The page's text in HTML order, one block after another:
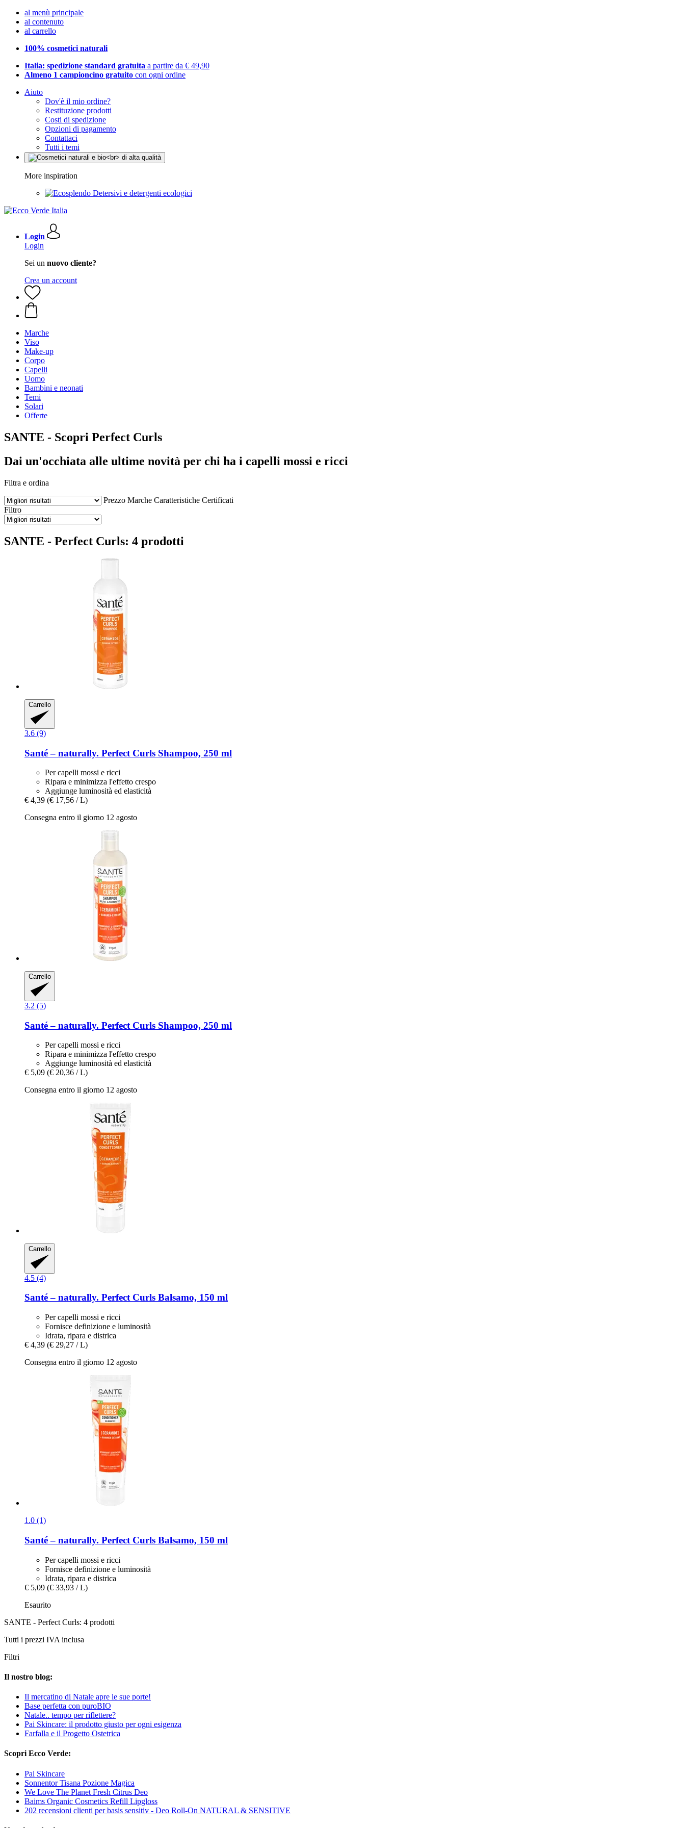
al menù principale
al contenuto
al carrello
100% cosmetici naturali
Italia: spedizione standard gratuita a partire da € 49,90
Almeno 1 campioncino gratuito con ogni ordine
Aiuto
Dov'è il mio ordine?
Restituzione prodotti
Costi di spedizione
Opzioni di pagamento
Contattaci
Tutti i temi
More inspiration
Detersivi e detergenti ecologici
Login
Login
Sei un nuovo cliente?
Crea un account
Marche
Viso
Make-up
Corpo
Capelli
Uomo
Bambini e neonati
Temi
Solari
Offerte
SANTE - Scopri Perfect Curls
Dai un'occhiata alle ultime novità per chi ha i capelli mossi e ricci
Filtra e ordina
Prezzo Marche Caratteristiche Certificati
Filtro
SANTE - Perfect Curls: 4 prodotti
Carrello
3.6 (9)
Santé – naturally. Perfect Curls Shampoo, 250 ml
Per capelli mossi e ricci
Ripara e minimizza l'effetto crespo
Aggiunge luminosità ed elasticità
€ 4,39 (€ 17,56 / L)
Consegna entro il giorno 12 agosto
Carrello
3.2 (5)
Santé – naturally. Perfect Curls Shampoo, 250 ml
Per capelli mossi e ricci
Ripara e minimizza l'effetto crespo
Aggiunge luminosità ed elasticità
€ 5,09 (€ 20,36 / L)
Consegna entro il giorno 12 agosto
Carrello
4.5 (4)
Santé – naturally. Perfect Curls Balsamo, 150 ml
Per capelli mossi e ricci
Fornisce definizione e luminosità
Idrata, ripara e districa
€ 4,39 (€ 29,27 / L)
Consegna entro il giorno 12 agosto
1.0 (1)
Santé – naturally. Perfect Curls Balsamo, 150 ml
Per capelli mossi e ricci
Fornisce definizione e luminosità
Idrata, ripara e districa
€ 5,09 (€ 33,93 / L)
Esaurito
SANTE - Perfect Curls: 4 prodotti
Tutti i prezzi IVA inclusa
Filtri
Il nostro blog:
Il mercatino di Natale apre le sue porte!
Base perfetta con puroBIO
Natale.. tempo per riflettere?
Pai Skincare: il prodotto giusto per ogni esigenza
Farfalla e il Progetto Ostetrica
Scopri Ecco Verde:
Pai Skincare
Sonnentor Tisana Pozione Magica
We Love The Planet Fresh Citrus Deo
Baims Organic Cosmetics Refill Lipgloss
202 recensioni clienti per basis sensitiv - Deo Roll-On NATURAL & SENSITIVE